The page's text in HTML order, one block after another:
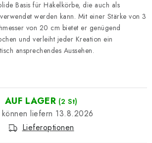
Basis für Häkelkörbe, die auch als
werden kann. Mit einer Stärke von 3
von 20 cm bietet er genügend
und verleiht jeder Kreation ein
ansprechendes Aussehen.
AUF LAGER (2 St)
13.8.2026
Lieferoptionen